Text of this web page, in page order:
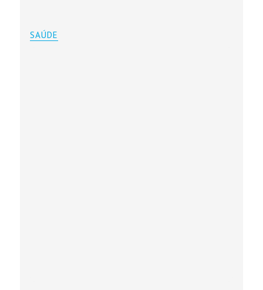
SAÚDE